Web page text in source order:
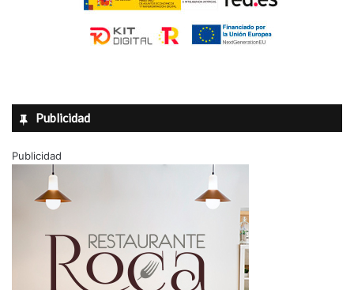
Publicidad
Publicidad